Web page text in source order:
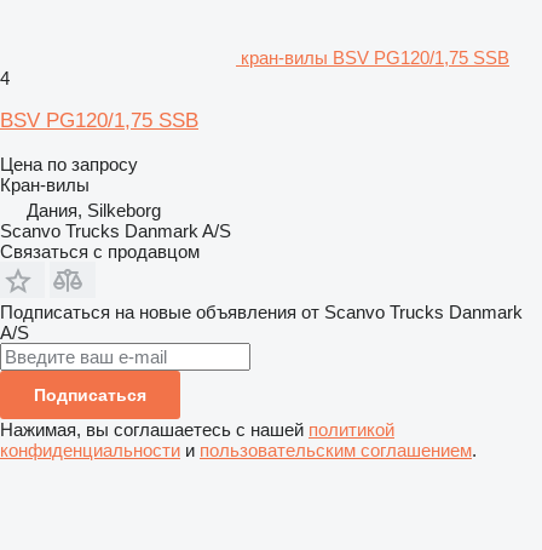
кран-вилы BSV PG120/1,75 SSB
4
BSV PG120/1,75 SSB
Цена по запросу
Кран-вилы
Дания, Silkeborg
Scanvo Trucks Danmark A/S
Связаться с продавцом
Подписаться на новые объявления от Scanvo Trucks Danmark
A/S
Подписаться
Нажимая, вы соглашаетесь с нашей политикой
конфиденциальности и пользовательским соглашением.